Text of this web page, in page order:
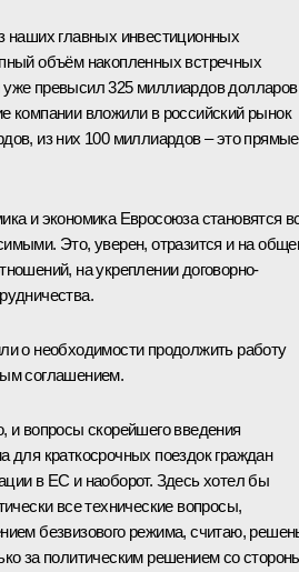
наших главных инвестиционных
объём накопленных встречных
уже превысил 325 миллиардов
компании вложили в российский рынок
из них 100 миллиардов – это прямые
и экономика Евросоюза становятся
Это, уверен, отразится и на
на укреплении договорно-
о необходимости продолжить работу
соглашением.
и вопросы скорейшего введения
для краткосрочных поездок граждан
в ЕС и наоборот. Здесь хотел бы
все технические вопросы,
безвизового режима, считаю,
за политическим решением со